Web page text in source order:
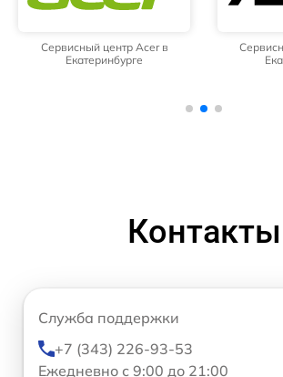
Сервисный центр Acer в
Екатеринбурге
Контакты
Служба поддержки
+7 (343) 226-93-53
Ежедневно с 9:00 до 21:00